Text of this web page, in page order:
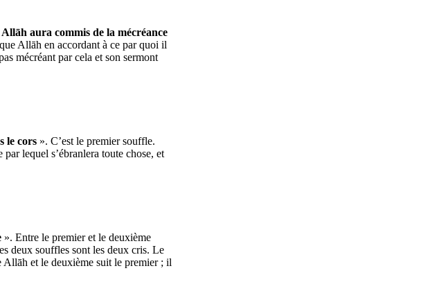
aura commis de la mécréance
Allāh en accordant à ce par quoi il
mécréant par cela et son sermont
le cors ». C’est le premier souffle.
lequel s’ébranlera toute chose, et
». Entre le premier et le deuxième
deux souffles sont les deux cris. Le
et le deuxième suit le premier ; il